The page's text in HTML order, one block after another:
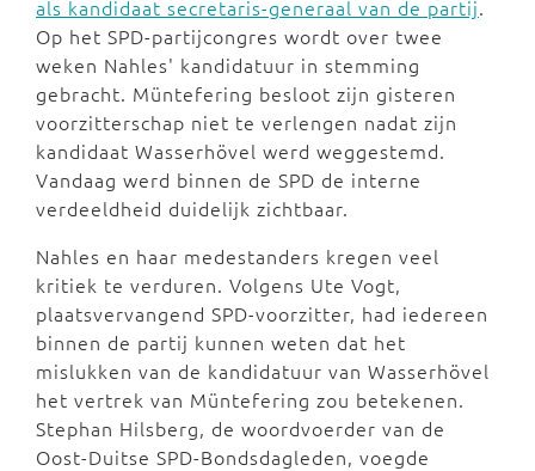
als kandidaat secretaris-generaal van de partij.
Op het SPD-partijcongres wordt over twee
weken Nahles' kandidatuur in stemming
gebracht. Müntefering besloot zijn gisteren
voorzitterschap niet te verlengen nadat zijn
kandidaat Wasserhövel werd weggestemd.
Vandaag werd binnen de SPD de interne
verdeeldheid duidelijk zichtbaar.
Nahles en haar medestanders kregen veel
kritiek te verduren. Volgens Ute Vogt,
plaatsvervangend SPD-voorzitter, had iedereen
binnen de partij kunnen weten dat het
mislukken van de kandidatuur van Wasserhövel
het vertrek van Müntefering zou betekenen.
Stephan Hilsberg, de woordvoerder van de
Oost-Duitse SPD-Bondsdagleden, voegde